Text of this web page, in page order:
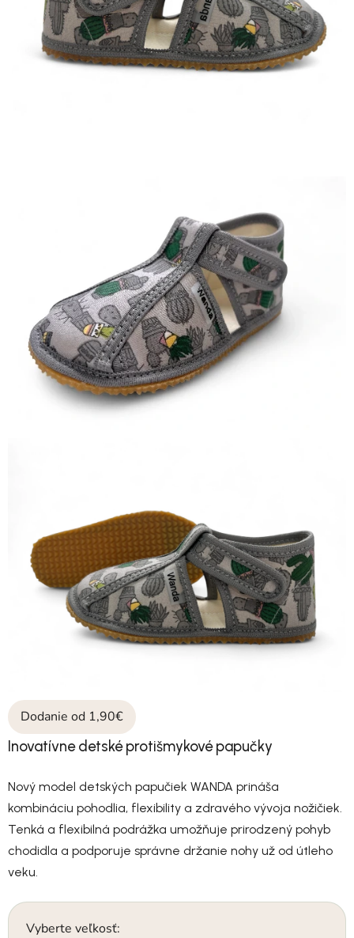
Dodanie od 1,90€
Inovatívne detské protišmykové papučky
Nový model detských papučiek WANDA prináša
kombináciu pohodlia, flexibility a zdravého vývoja nožičiek.
Tenká a flexibilná podrážka umožňuje prirodzený pohyb
chodidla a podporuje správne držanie nohy už od útleho
veku.
Vyberte veľkosť: